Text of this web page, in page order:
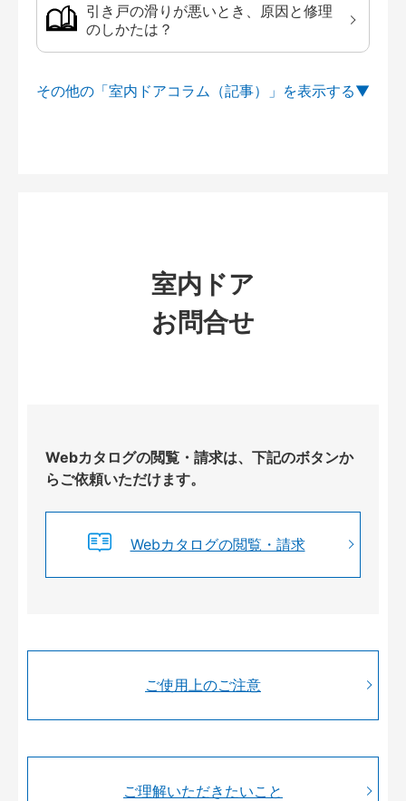
引き戸の滑りが悪いとき、原因と修理
のしかたは？
その他の「室内ドアコラム（記事）」を
室内ドア
お問合せ
Webカタログの閲覧・請求は、下記のボタンか
らご依頼いただけます。
Webカタログの閲覧・請求
ご使用上のご注意
ご理解いただきたいこと